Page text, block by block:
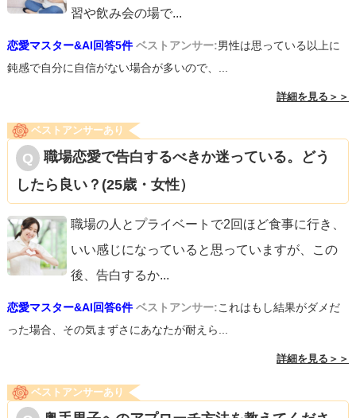
習や飲み会の場で...
恋愛マスター&AI回答5件 ベストアンサー:男性は思っている以上に
鈍感で自分に自信がない場合が多いので、...
詳細を見る＞＞
ベストアンサーあり
職場恋愛で告白するべきか迷っている。どう
したら良い？(25歳・女性）
職場の人とプライベートで2回ほど食事に行き、
いい感じになっていると思っていますが、この
後、告白するか...
恋愛マスター&AI回答6件 ベストアンサー:これはもし結果がダメだ
った場合、その気まずさにあなたが耐えら...
詳細を見る＞＞
ベストアンサーあり